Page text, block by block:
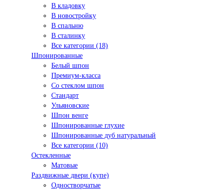
В кладовку
В новостройку
В спальню
В сталинку
Все категории (18)
Шпонированные
Белый шпон
Премиум-класса
Со стеклом шпон
Стандарт
Ульяновские
Шпон венге
Шпонированные глухие
Шпонированные дуб натуральный
Все категории (10)
Остекленные
Матовые
Раздвижные двери (купе)
Одностворчатые